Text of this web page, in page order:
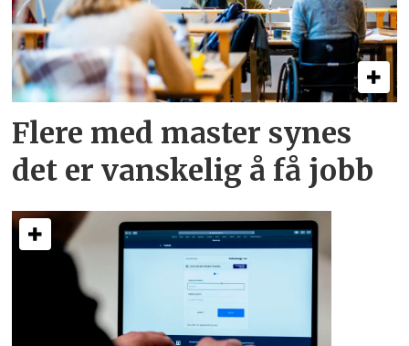
Flere med master synes
det er vanskelig å få jobb